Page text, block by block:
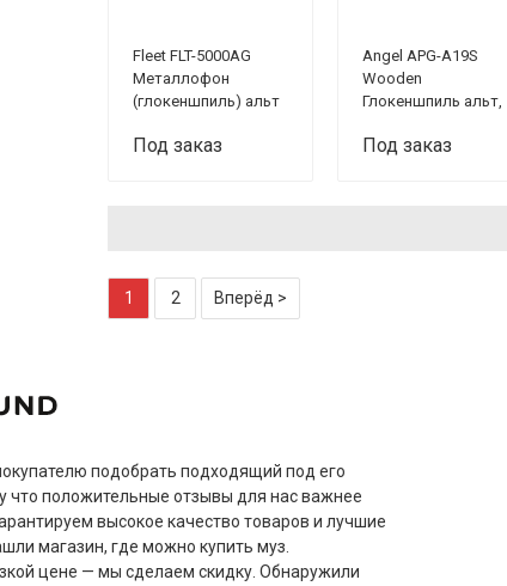
Fleet FLT-5000AG
Металлофон
(глокеншпиль) альт
Под заказ
Angel APG-A19S
Wooden
Глокеншпиль альт,
Под заказ
1 2 Вперёд >
подобрать подходящий под его
что положительные отзывы для нас важнее
высокое качество товаров и лучшие
магазин, где можно купить муз.
цене — мы сделаем скидку. Обнаружили